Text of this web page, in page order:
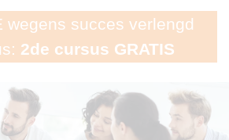
wegens succes verlengd
2de cursus GRATIS